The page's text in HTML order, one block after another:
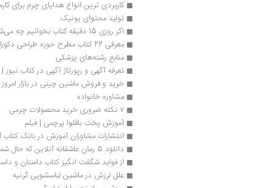
کاربردی ترین انواع هدایای چرم برای
تولید محتوای یونیک
اگر روزی 15 دقیقه کتاب بخوانیم چه می‌شود
معرفی 22 کتاب مطرح حوزه طراحی دکوراسیون داخلی
منابع رشته‌های پزشکی
تعرفه آگهی و رپورتاژ آگهی در کتاب نیوز | 1402
خرید و فروش ماشین چینی در بازار امروز
مشاوره خانواده
۷ نکته ضروری خرید محصولات چرمی
آموزش پخت باقلوا پرچمی | فیلم
انتشارات مشاوران آموزش در بانک
دانلود 5 رمان عاشقانه آنلاین که حال شما را خوب می‌کند
از فواید شگفت انگیز کتاب داستان و
علل لرزش در ماشین لباسشویی گرنیه